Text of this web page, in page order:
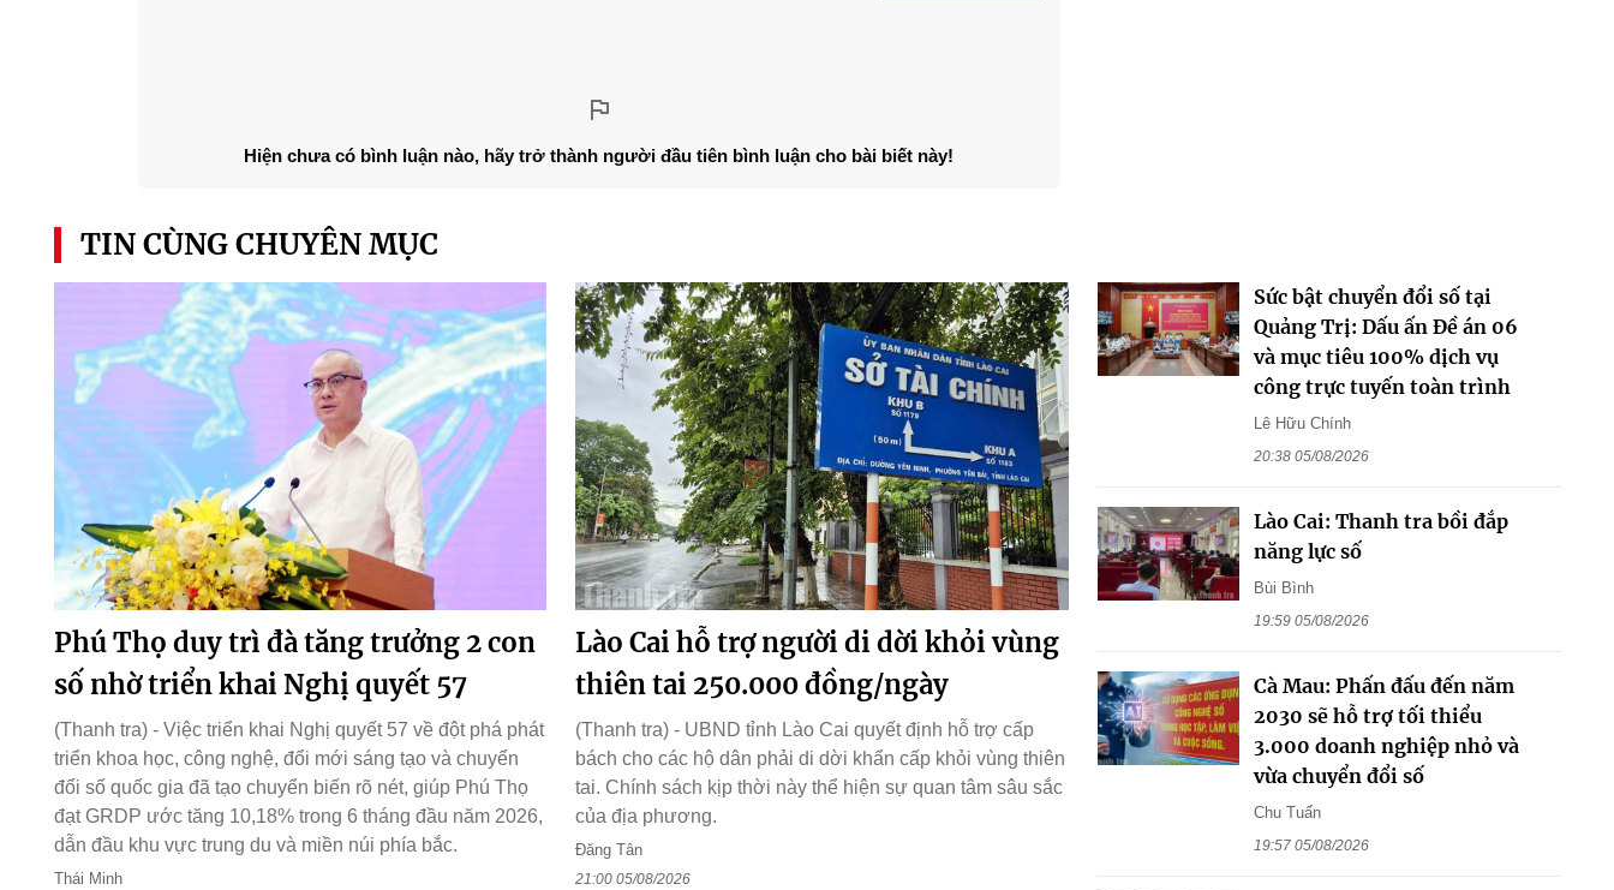
Hiện chưa có bình luận nào, hãy trở thành người đầu tiên bình luận cho bài biết này!
TIN CÙNG CHUYÊN MỤC
Phú Thọ duy trì đà tăng trưởng 2 con
số nhờ triển khai Nghị quyết 57
(Thanh tra) - Việc triển khai Nghị quyết 57 về đột phá phát
triển khoa học, công nghệ, đổi mới sáng tạo và chuyển
đổi số quốc gia đã tạo chuyển biến rõ nét, giúp Phú Thọ
đạt GRDP ước tăng 10,18% trong 6 tháng đầu năm 2026,
dẫn đầu khu vực trung du và miền núi phía bắc.
Thái Minh
Lào Cai hỗ trợ người di dời khỏi vùng
thiên tai 250.000 đồng/ngày
(Thanh tra) - UBND tỉnh Lào Cai quyết định hỗ trợ cấp
bách cho các hộ dân phải di dời khẩn cấp khỏi vùng thiên
tai. Chính sách kịp thời này thể hiện sự quan tâm sâu sắc
của địa phương.
Đăng Tân
21:00 05/08/2026
Sức bật chuyển đổi số tại
Quảng Trị: Dấu ấn Đề án 06
và mục tiêu 100% dịch vụ
công trực tuyến toàn trình
Lê Hữu Chính
20:38 05/08/2026
Lào Cai: Thanh tra bồi đắp
năng lực số
Bùi Bình
19:59 05/08/2026
Cà Mau: Phấn đấu đến năm
2030 sẽ hỗ trợ tối thiểu
3.000 doanh nghiệp nhỏ và
vừa chuyển đổi số
Chu Tuấn
19:57 05/08/2026